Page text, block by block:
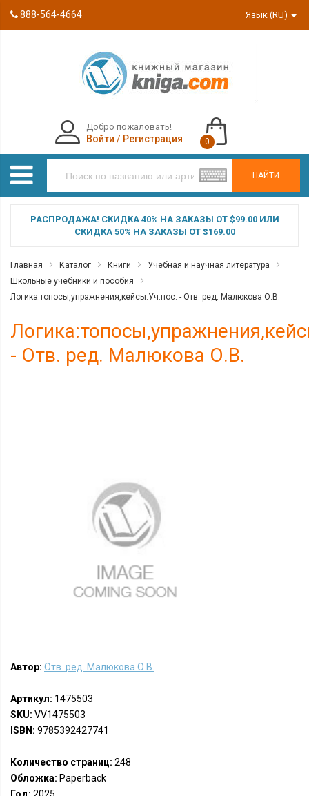
888-564-4664 Язык (RU)
НАЙТИ
Добро пожаловать!
Войти / Регистрация 0
РАСПРОДАЖА! СКИДКА 40% НА ЗАКАЗЫ ОТ $99.00 ИЛИ
СКИДКА 50% НА ЗАКАЗЫ ОТ $169.00
Главная Каталог Книги
Учебная и научная литература
Школьные учебники и пособия
Логика:топосы,упражнения,кейсы.Уч.пос. - Отв. ред. Малюкова О.В.
- Отв. ред. Малюкова О.В.
Автор: Отв. ред. Малюкова О.В.
Артикул: 1475503
SKU: VV1475503
ISBN: 9785392427741
Количество страниц: 248
Обложка: Paperback